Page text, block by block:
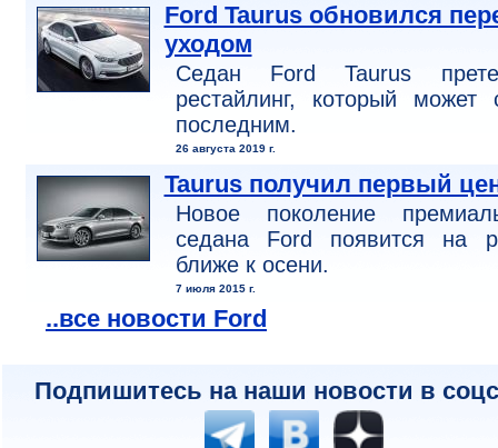
Ford Taurus обновился
уходом
Седан Ford Taurus
рестайлинг, который может
последним.
26 августа 2019 г.
Taurus получил первый
Новое поколение
седана Ford появится на
ближе к осени.
7 июля 2015 г.
..все новости Ford
Подпишитесь на наши новости в